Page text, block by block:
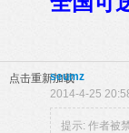
点击重新加载
seumz
2014-4-25
提示: 作者被